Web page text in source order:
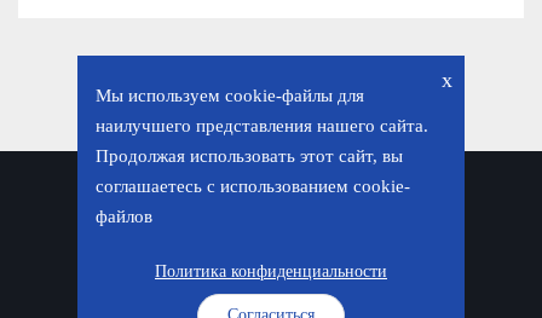
x
Мы используем cookie-файлы для
наилучшего представления нашего сайта.
Продолжая использовать этот сайт, вы
соглашаетесь с использованием cookie-
файлов
Политика конфиденциальности